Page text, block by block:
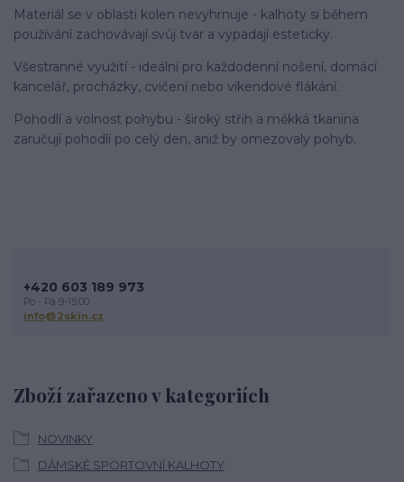
Materiál se v oblasti kolen nevyhrnuje - kalhoty si během
používání zachovávají svůj tvar a vypadají esteticky.
Všestranné využití - ideální pro každodenní nošení, domácí
kancelář, procházky, cvičení nebo víkendové flákání.
Pohodlí a volnost pohybu - široký střih a měkká tkanina
zaručují pohodlí po celý den, aniž by omezovaly pohyb.
Zboží zařazeno v kategoriích
NOVINKY
DÁMSKÉ SPORTOVNÍ KALHOTY
+420 603 189 973
Po - Pá 9-15:00
info@2skin.cz